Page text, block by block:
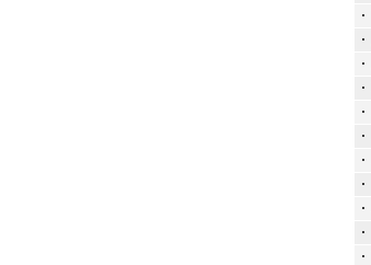
·
·
·
·
·
·
·
·
·
·
·